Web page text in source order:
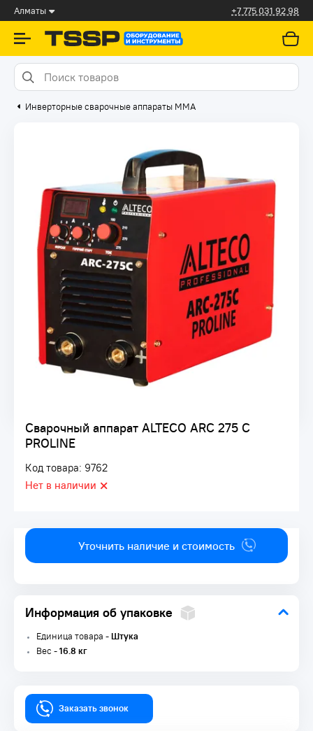
Алматы +7 775 031 92 98
Инверторные сварочные аппараты ММА
Сварочный аппарат ALTECO ARC 275 C
PROLINE
Код товара: 9762
Нет в наличии
Уточнить наличие и стоимость
Информация об упаковке
Единица товара -Штука
Вес -16.8 кг
Заказать звонок